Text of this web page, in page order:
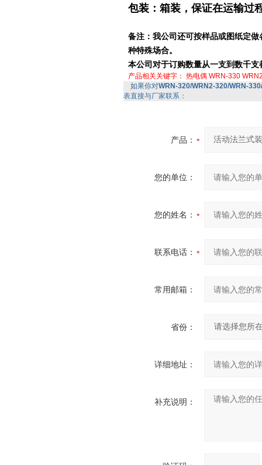
包装：箱装，保证在运输过
备注：我公司还可按样品或图纸定
种特殊场合。
本公司对于订购数量从一支到数千支
产品相关关键字： 热电偶 WRN-330
如果你对WRN-320/WRN2-320/WRN-
表直接与厂家联系：
产品：
您的单位：
您的姓名：
联系电话：
常用邮箱：
省份：
详细地址：
补充说明：